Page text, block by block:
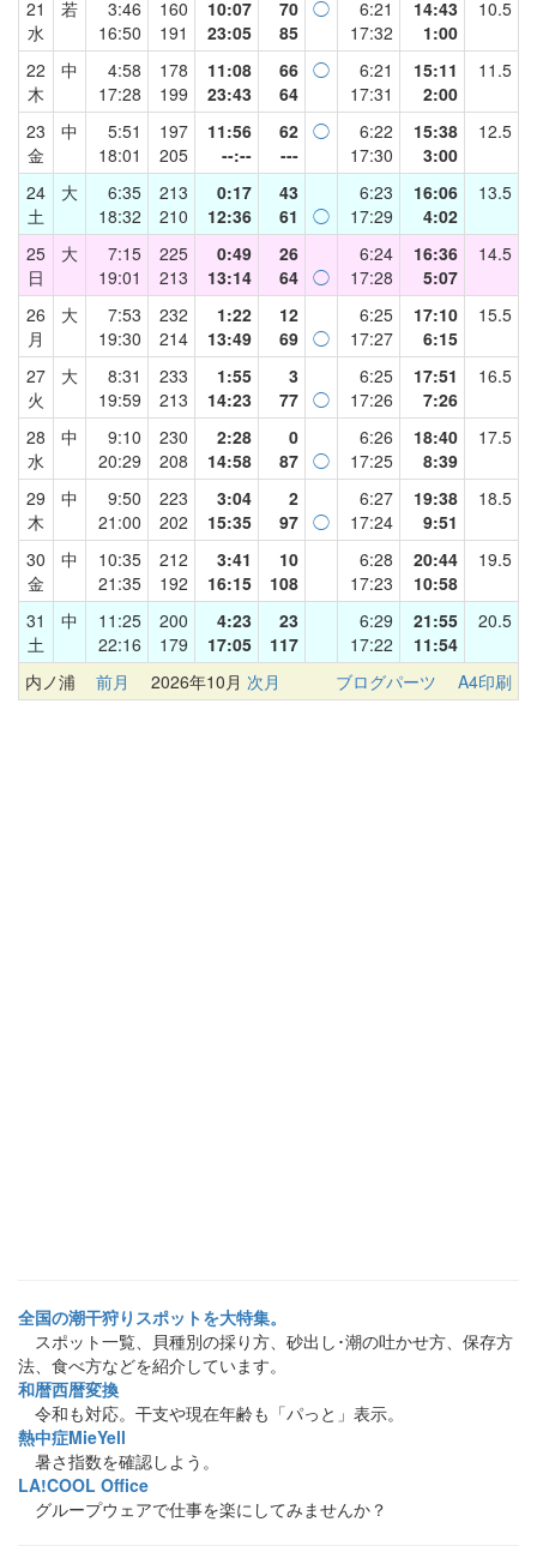
21
水
若
3:46
16:50
160
191
10:07
23:05
70
85
◯
6:21
17:32
14:43
1:00
10.5
22
木
中
4:58
17:28
178
199
11:08
23:43
66
64
◯
6:21
17:31
15:11
2:00
11.5
23
金
中
5:51
18:01
197
205
11:56
--:--
62
---
◯
6:22
17:30
15:38
3:00
12.5
24
土
大
6:35
18:32
213
210
0:17
12:36
43
61
◯
6:23
17:29
16:06
4:02
13.5
25
日
大
7:15
19:01
225
213
0:49
13:14
26
64 ◯
6:24
17:28
16:36
5:07
14.5
26
月
大
7:53
19:30
232
214
1:22
13:49
12
69 ◯
6:25
17:27
17:10
6:15
15.5
27
火
大
8:31
19:59
233
213
1:55
14:23
3
77 ◯
6:25
17:26
17:51
7:26
16.5
28
水
中
9:10
20:29
230
208
2:28
14:58
0
87 ◯
6:26
17:25
18:40
8:39
17.5
29
木
中
9:50
21:00
223
202
3:04
15:35
2
97 ◯
6:27
17:24
19:38
9:51
18.5
30
金
中
10:35
21:35
212
192
3:41
16:15
10
108
6:28
17:23
20:44
10:58
19.5
31
土
中
11:25
22:16
200
179
4:23
17:05
23
117
6:29
17:22
21:55
11:54
20.5
内ノ浦 前月 2026年10月 次月 ブログパーツ A4印刷
全国の潮干狩りスポットを大特集。
スポット一覧、貝種別の採り方、砂出し･潮の吐かせ方、保存方
法、食べ方などを紹介しています。
和暦西暦変換
令和も対応。干支や現在年齢も「パっと」表示。
熱中症MieYell
暑さ指数を確認しよう。
LA!COOL Office
グループウェアで仕事を楽にしてみませんか？